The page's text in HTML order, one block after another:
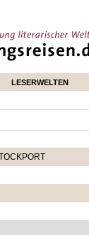
LESERWELTEN